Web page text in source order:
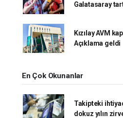
Galatasaray
Kızılay AVM
Açıklama geldi
En Çok Okunanlar
Takipteki
dokuz yılın